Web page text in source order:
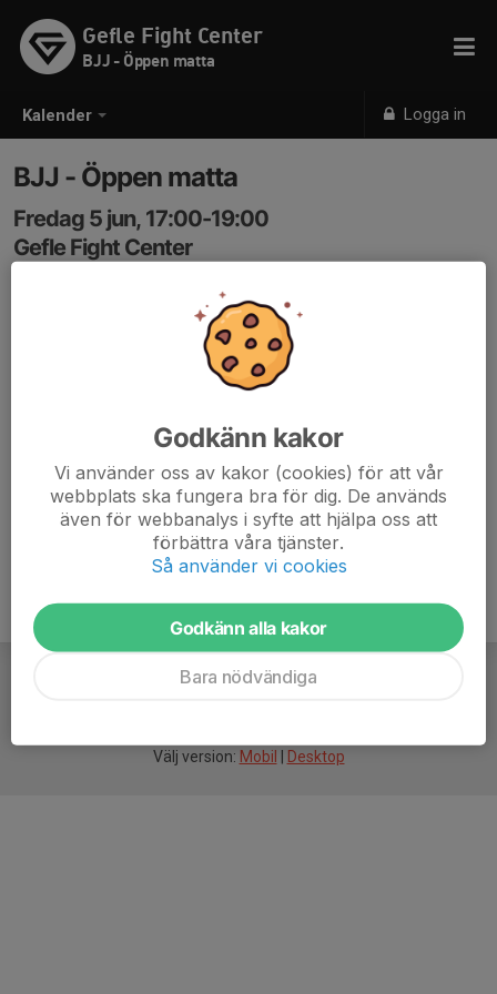
Kalender Logga in
Gefle Fight Center
BJJ - Öppen matta
BJJ - Öppen matta
Fredag 5 jun, 17:00-19:00
Gefle Fight Center
Välj version: Mobil Desktop
Godkänn kakor
Vi använder oss av kakor (cookies) för att vår
webbplats ska fungera bra för dig. De används
även för webbanalys i syfte att hjälpa oss att
förbättra våra tjänster.
Så använder vi cookies
Godkänn alla kakor
Bara nödvändiga